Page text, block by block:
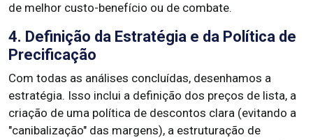
de melhor custo-benefício ou de combate.
4. Definição da Estratégia e da Política de
Precificação
Com todas as análises concluídas, desenhamos a
estratégia. Isso inclui a definição dos preços de lista, a
criação de uma política de descontos clara (evitando a
"canibalização" das margens), a estruturação de